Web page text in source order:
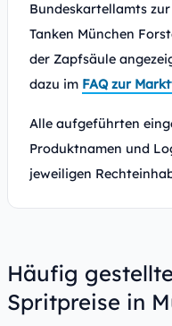
Bundeskartellamts
Tanken München
der Zapfsäule
dazu im FAQ zur
Alle aufgeführten
Produktnamen und
jeweiligen
Häufig
Spritpreise in